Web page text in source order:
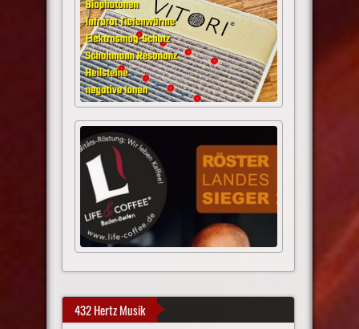
432 Hertz Musik